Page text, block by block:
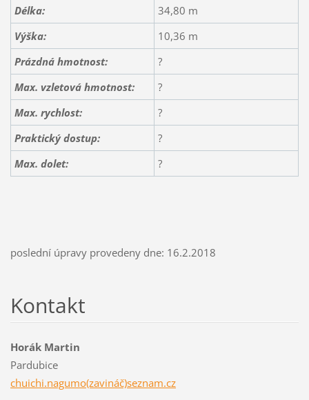
Délka:
34,80 m
Výška:
10,36 m
Prázdná hmotnost:
?
Max. vzletová hmotnost:
?
Max. rychlost:
?
Praktický dostup:
?
Max. dolet: ?
poslední úpravy provedeny dne: 16.2.2018
Kontakt
Horák Martin
Pardubice
chuichi.nagumo(zavináč)seznam.cz